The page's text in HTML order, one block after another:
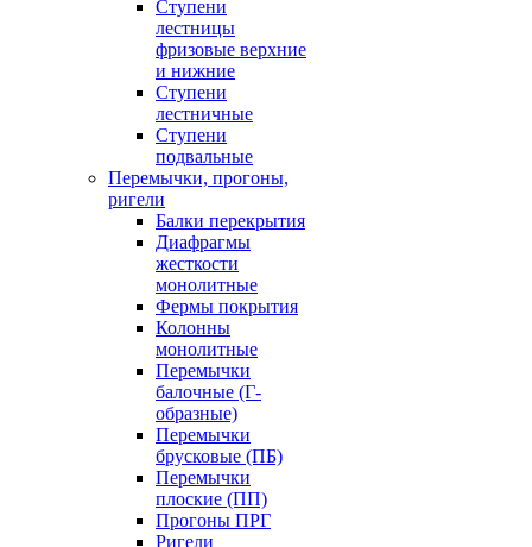
Ступени
лестницы
фризовые верхние
и нижние
Ступени
лестничные
Ступени
подвальные
Перемычки, прогоны,
ригели
Балки перекрытия
Диафрагмы
жесткости
монолитные
Фермы покрытия
Колонны
монолитные
Перемычки
балочные (Г-
образные)
Перемычки
брусковые (ПБ)
Перемычки
плоские (ПП)
Прогоны ПРГ
Ригели